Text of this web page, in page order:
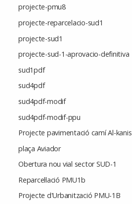
projecte-pmu8
projecte-reparcelacio-sud1
projecte-sud1
projecte-sud-1-aprovacio-definitiva
sud1pdf
sud4pdf
sud4pdf-modif
sud4pdf-modif-ppu
Projecte pavimentació camí Al-kanis
plaça Aviador
Obertura nou vial sector SUD-1
Reparcel·lació PMU1b
Projecte d'Urbanització PMU-1B